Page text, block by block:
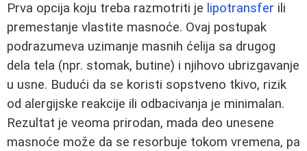
Prva opcija koju treba razmotriti je lipotransfer ili
premestanje vlastite masnoće. Ovaj postupak
podrazumeva uzimanje masnih ćelija sa drugog
dela tela (npr. stomak, butine) i njihovo ubrizgavanje
u usne. Budući da se koristi sopstveno tkivo, rizik
od alergijske reakcije ili odbacivanja je minimalan.
Rezultat je veoma prirodan, mada deo unesene
masnoće može da se resorbuje tokom vremena, pa